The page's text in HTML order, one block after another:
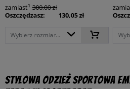
zamiast1 300,00 zł
Oszczędzasz:
130,05 zł
Wybierz rozmiar...
Stylowa odzież sportowa